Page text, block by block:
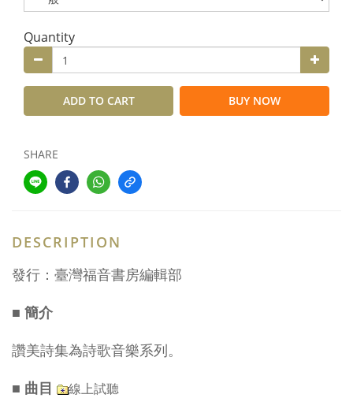
Quantity
ADD TO CART BUY NOW
SHARE
DESCRIPTION
發行：臺灣福音書房編輯部
■ 簡介
讚美詩集為詩歌音樂系列。
■ 曲目 線上試聽